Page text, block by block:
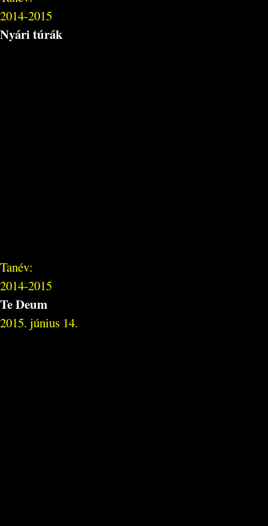
2014-2015
Nyári túrák
Tanév:
2014-2015
Te Deum
2015. június 14.